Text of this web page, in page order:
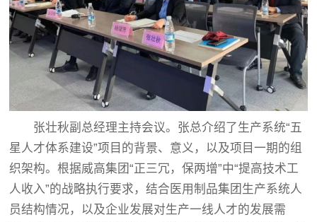
张壮秋副总经理主持会议。张总介绍了生产系统“五
星人才体系建设”项目的背景、意义，以及项目一期的组
织架构。根据威高集团“正三冗，保两增”中“提高技术工
人收入”的战略执行要求，结合医用制品集团生产系统人
员结构情况，以及企业发展对生产一线人才的发展需